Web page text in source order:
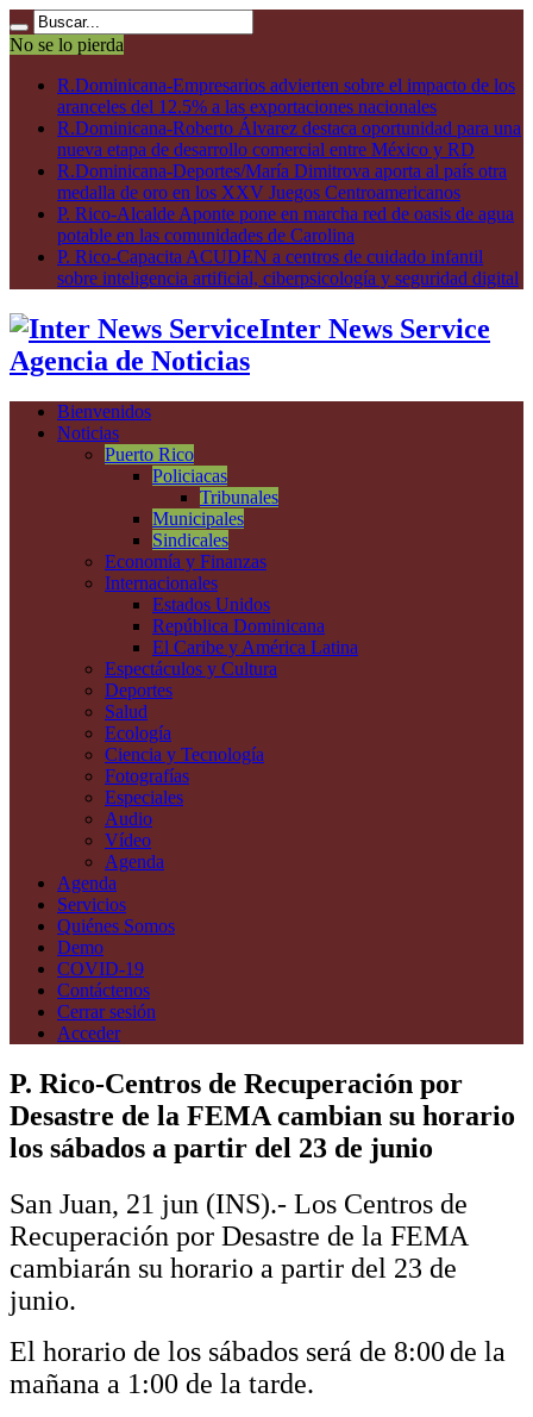
No se lo pierda
R.Dominicana-Empresarios advierten sobre el impacto de los
aranceles del 12.5% a las exportaciones nacionales
R.Dominicana-Roberto Álvarez destaca oportunidad para una
nueva etapa de desarrollo comercial entre México y RD
R.Dominicana-Deportes/María Dimitrova aporta al país otra
medalla de oro en los XXV Juegos Centroamericanos
P. Rico-Alcalde Aponte pone en marcha red de oasis de agua
potable en las comunidades de Carolina
P. Rico-Capacita ACUDEN a centros de cuidado infantil
sobre inteligencia artificial, ciberpsicología y seguridad digital
Inter News Service
Agencia de Noticias
Bienvenidos
Noticias
Puerto Rico
Policiacas
Tribunales
Municipales
Sindicales
Economía y Finanzas
Internacionales
Estados Unidos
República Dominicana
El Caribe y América Latina
Espectáculos y Cultura
Deportes
Salud
Ecología
Ciencia y Tecnología
Fotografías
Especiales
Audio
Vídeo
Agenda
Agenda
Servicios
Quiénes Somos
Demo
COVID-19
Contáctenos
Cerrar sesión
Acceder
P. Rico-Centros de Recuperación por
Desastre de la FEMA cambian su horario
los sábados a partir del 23 de junio
San Juan, 21 jun (INS).- Los Centros de
Recuperación por Desastre de la FEMA
cambiarán su horario a partir del 23 de
junio.
El horario de los sábados será de 8:00de la
mañana a 1:00 de la tarde.